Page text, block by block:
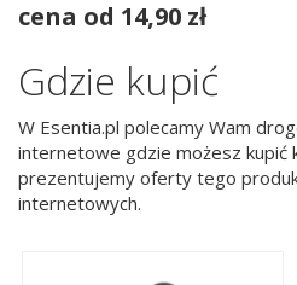
cena od 14,90 zł
Gdzie kupić
W Esentia.pl polecamy Wam
internetowe gdzie możesz kupić
prezentujemy oferty tego
internetowych.